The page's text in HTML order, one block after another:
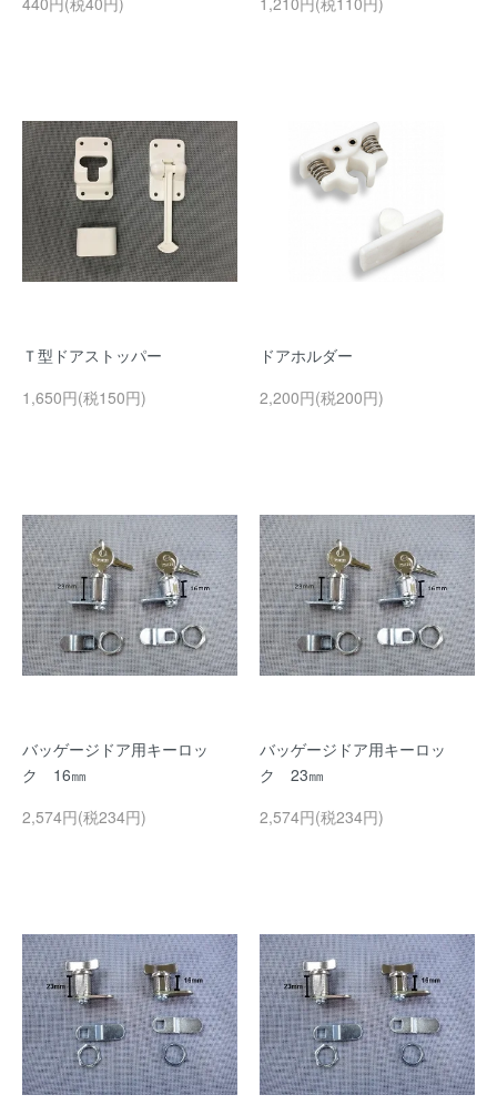
Ｔ型ドアストッパー
1,650円(税150円)
ドアホルダー
2,200円(税200円)
バッゲージドア用キーロッ
ク 16㎜
2,574円(税234円)
バッゲージドア用キーロッ
ク 23㎜
2,574円(税234円)